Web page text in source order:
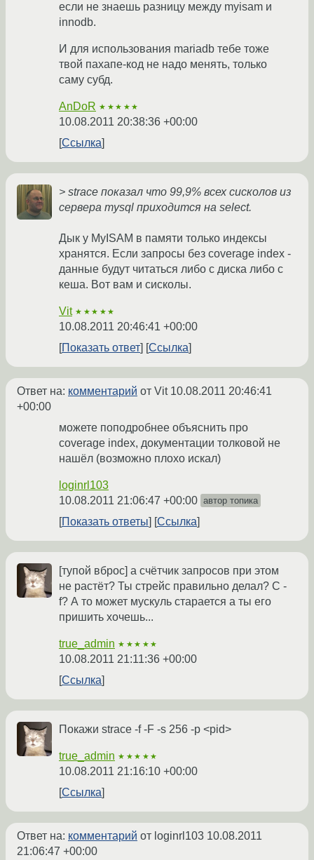
если не знаешь разницу между myisam и
innodb.
И для использования mariadb тебе тоже
твой пахапе-код не надо менять, только
саму субд.
AnDoR ★★★★★
10.08.2011 20:38:36 +00:00
Ссылка
> strace показал что 99,9% всех сисколов из
сервера mysql приходится на select.
Дык у MyISAM в памяти только индексы
хранятся. Если запросы без coverage index -
данные будут читаться либо с диска либо с
кеша. Вот вам и сисколы.
Vit ★★★★★
10.08.2011 20:46:41 +00:00
Показать ответ
Ссылка
Ответ на: комментарий от Vit 10.08.2011 20:46:41
+00:00
можете поподробнее объяснить про
coverage index, документации толковой не
нашёл (возможно плохо искал)
loginrl103
10.08.2011 21:06:47 +00:00 автор топика
Показать ответы Ссылка
[тупой вброс] а счётчик запросов при этом
не растёт? Ты стрейс правильно делал? С -
f? А то может мускуль старается а ты его
пришить хочешь...
true_admin ★★★★★
10.08.2011 21:11:36 +00:00
Ссылка
Покажи strace -f -F -s 256 -p <pid>
true_admin ★★★★★
10.08.2011 21:16:10 +00:00
Ссылка
Ответ на: комментарий от loginrl103 10.08.2011
21:06:47 +00:00